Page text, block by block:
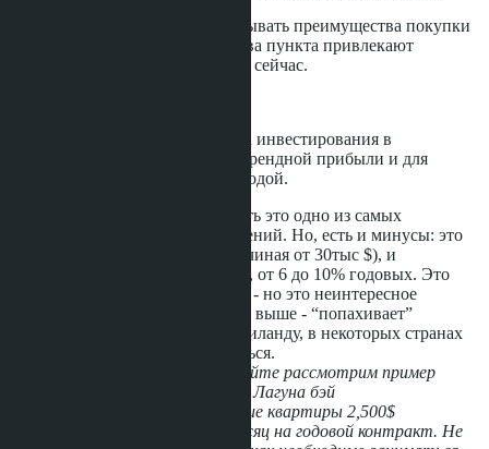
Можно еще очень долго расписывать преимущества покупки
жилья в Таиланде. Но первые два пункта привлекают
инвестировать в Таиланд прямо сейчас.
Во-первых, существует два вида инвестирования в
недвижимость -для получения арендной прибыли и для
дальнейшей перепродажи с выгодой.
Инвестирование в недвижимость это одно из самых
безопасных и стабильных вложений. Но, есть и минусы: это
относительно высокий вход (начиная от 30тыс $), и
небольшой, но стабильный рост, от 6 до 10% годовых. Это
реальные цифры, есть и меньше - но это неинтересное
вложение для инвестора; то, что выше - “попахивает”
мошенничеством. Цифры по Таиланду, в некоторых странах
% могут незначительно отличаться.
Для любителей конкретики давайте рассмотрим пример
арендной инвестиции в проекте Лагуна бэй
-Стоимость 41,000$, оформление квартиры 2,500$
-Долгосрочная аренда 300$ в месяц на годовой контракт. Не